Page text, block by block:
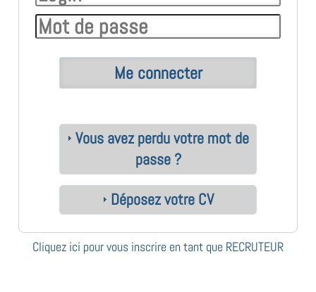
Vous avez perdu votre mot de
passe ?
Déposez votre CV
Cliquez ici pour vous inscrire en tant que RECRUTEUR